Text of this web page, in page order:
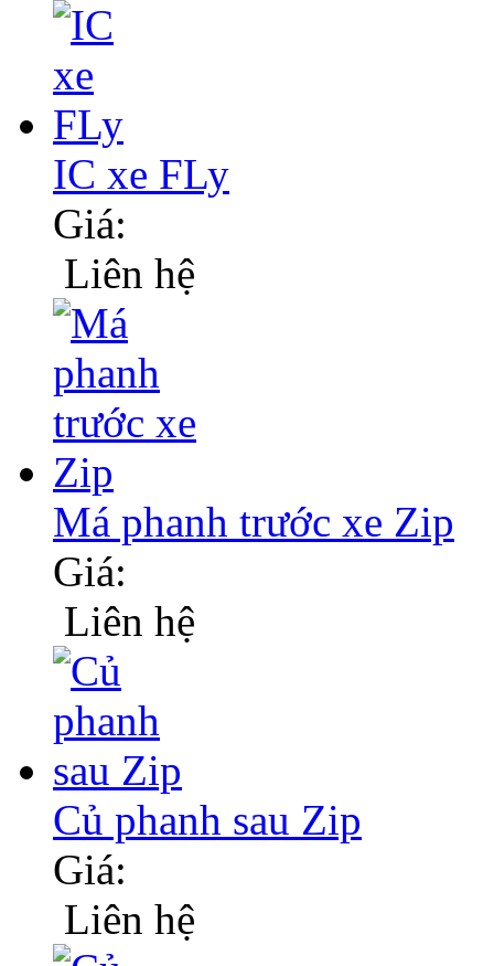
IC xe FLy
Giá:
Liên hệ
Má phanh trước xe Zip
Giá:
Liên hệ
Củ phanh sau Zip
Giá:
Liên hệ